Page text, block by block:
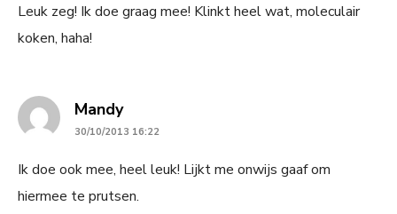
Leuk zeg! Ik doe graag mee! Klinkt heel wat, moleculair
koken, haha!
Mandysays:
30/10/2013 16:22
Ik doe ook mee, heel leuk! Lijkt me onwijs gaaf om
hiermee te prutsen.